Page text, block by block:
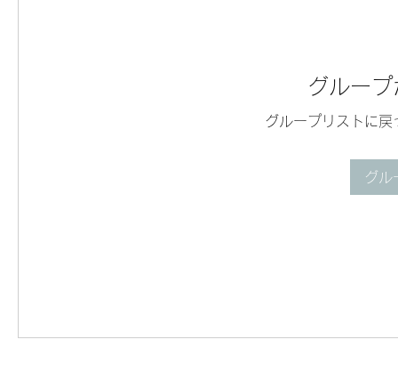
グルー
グループリストに
グル